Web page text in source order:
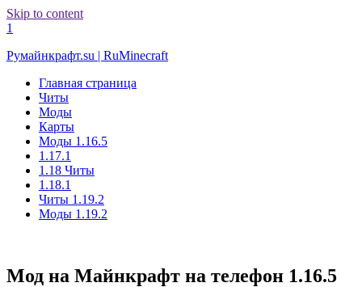
Skip to content
1
Румайнкрафт.su | RuMinecraft
Главная страница
Читы
Моды
Карты
Моды 1.16.5
1.17.1
1.18 Читы
1.18.1
Читы 1.19.2
Моды 1.19.2
Мод на Майнкрафт на телефон 1.16.5